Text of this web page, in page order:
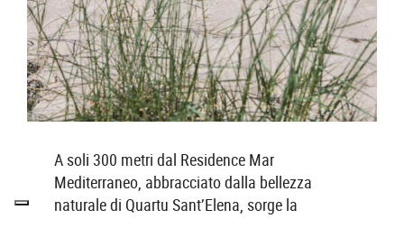
A soli 300 metri dal Residence Mar
Mediterraneo, abbracciato dalla bellezza
naturale di Quartu Sant’Elena, sorge la